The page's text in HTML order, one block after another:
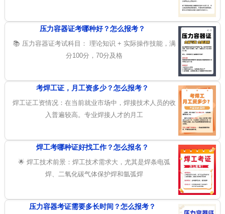
压力容器证考哪种好？怎么报考？
📚 压力容器证考试科目： 理论知识 + 实际操作技能，满
分100分，70分及格
考焊工证，月工资多少？怎么报考？
焊工证工资情况：在当前就业市场中，焊接技术人员的收
入普遍较高。专业焊接人才的月工
焊工考哪种证好找工作？怎么报名？
🌟 焊工技术前景：焊工技术需求大，尤其是焊条电弧
焊、二氧化碳气体保护焊和氩弧焊
压力容器考证需要多长时间？怎么报考？